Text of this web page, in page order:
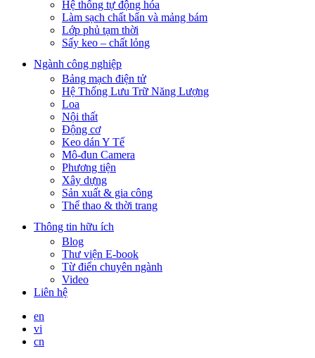
Hệ thống tự động hóa
Làm sạch chất bẩn và mảng bám
Lớp phủ tạm thời
Sấy keo – chất lỏng
Ngành công nghiệp
Bảng mạch điện tử
Hệ Thống Lưu Trữ Năng Lượng
Loa
Nội thất
Động cơ
Keo dán Y Tế
Mô-đun Camera
Phương tiện
Xây dựng
Sản xuất & gia công
Thể thao & thời trang
Thông tin hữu ích
Blog
Thư viện E-book
Từ điển chuyên ngành
Video
Liên hệ
en
vi
cn